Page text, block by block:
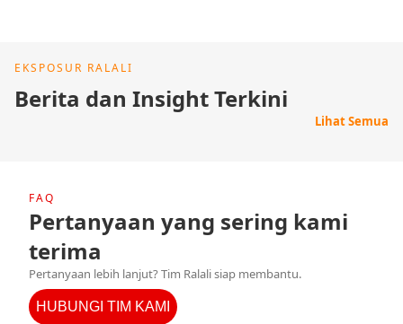
EKSPOSUR RALALI
Berita dan Insight Terkini
Lihat Semua
FAQ
Pertanyaan yang sering kami
terima
Pertanyaan lebih lanjut? Tim Ralali siap membantu.
HUBUNGI TIM KAMI